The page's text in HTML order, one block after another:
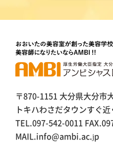
〒870-1151 大分県大分市
トキハわさだタウンすぐ
TEL.097-542-0011
MAIL.info@ambi.ac.jp